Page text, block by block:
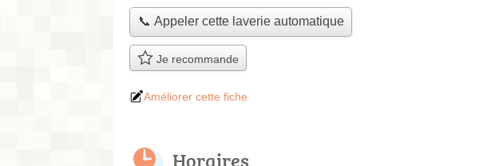
📞 Appeler cette laverie automatique
Je recommande
Améliorer cette fiche
Horaires